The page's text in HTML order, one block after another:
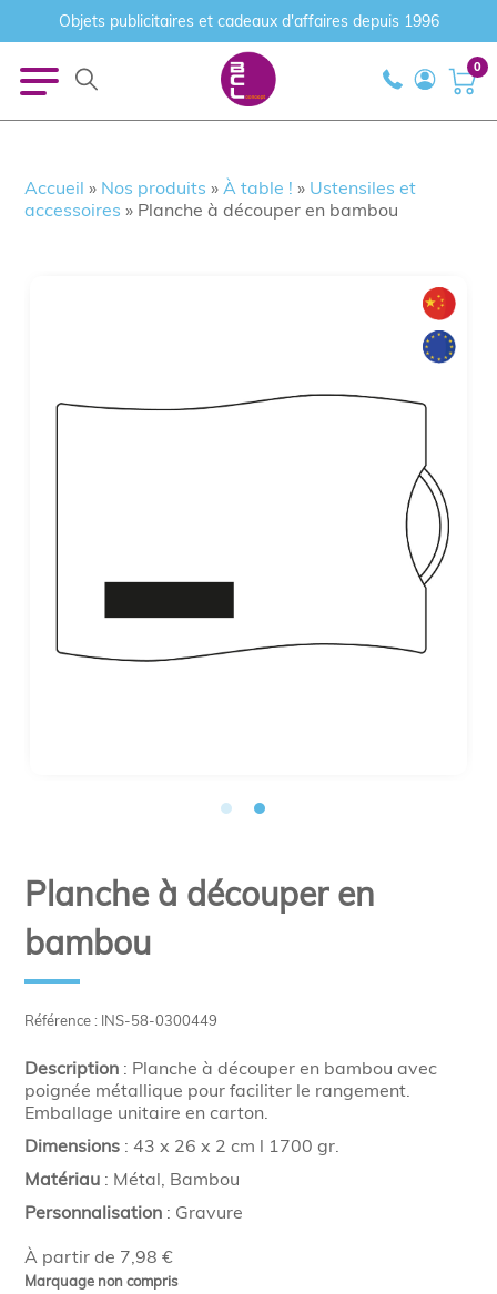
Objets publicitaires et cadeaux d'affaires depuis 1996
0
Accueil » Nos produits »À table ! » Ustensiles et
accessoires » Planche à découper en bambou
Référence : INS-58-0300449
À partir de 7,98 €
Marquage non compris
Planche à découper en
bambou
Description : Planche à découper en bambou avec
poignée métallique pour faciliter le rangement.
Emballage unitaire en carton.
Dimensions : 43 x 26 x 2 cm l 1700 gr.
Matériau : Métal, Bambou
Personnalisation : Gravure